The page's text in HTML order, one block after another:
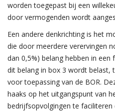
worden toegepast bij een
door vermogenden wordt
Een andere denkrichting is het
die door meerdere verervingen
dan 0,5%) belang hebben in
dit belang in box 3 wordt belast,
voor toepassing van de BOR.
haaks op het uitgangspunt van
bedrijfsopvolgingen te faciliteren